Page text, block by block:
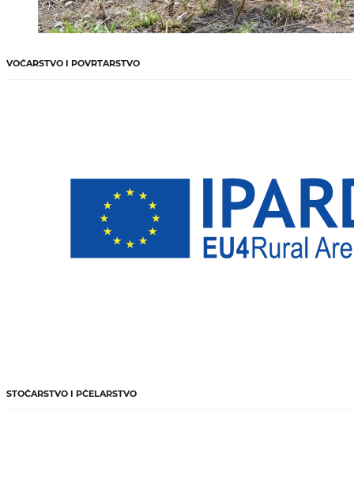
VOĆARSTVO I POVRTARSTVO
STOČARSTVO I PČELARSTVO